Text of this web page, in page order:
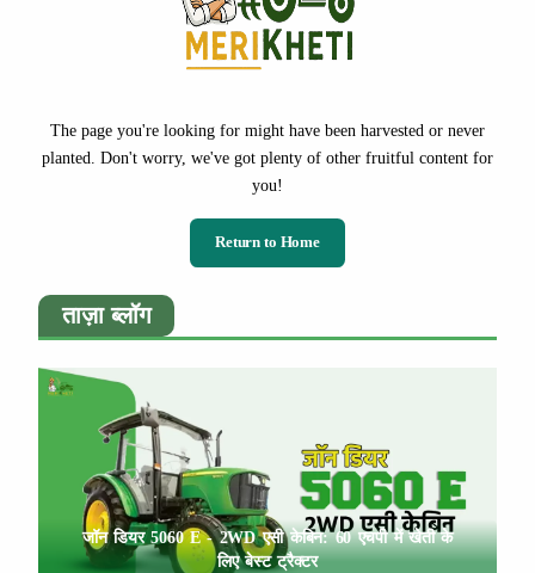
The page you're looking for might have been harvested or never
planted. Don't worry, we've got plenty of other fruitful content for
you!
Return to Home
ताज़ा ब्लॉग
जॉन डियर 5060 E - 2WD एसी केबिन: 60 एचपी में खेती के
लिए बेस्ट ट्रैक्टर